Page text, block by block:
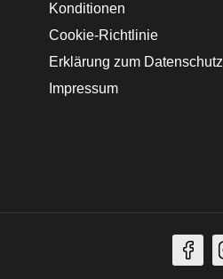
Konditionen
Cookie-Richtlinie
Erklärung zum Datenschutz
Impressum